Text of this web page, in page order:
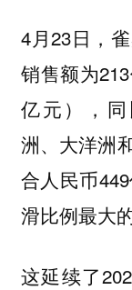
4月23日，
销售额为
亿元），
洲、大洋洲
合人民币
滑比例最大
这延续了